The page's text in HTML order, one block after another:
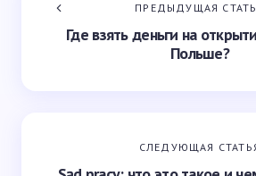
ПРЕДЫДУЩАЯ
Где взять деньги на
Польше?
СЛЕДУЮЩАЯ